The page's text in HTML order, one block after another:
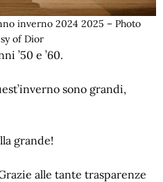
inverno 2024 2025 – Photo
of Dior
’50 e ’60.
sono grandi,
grande!
alle tante trasparenze